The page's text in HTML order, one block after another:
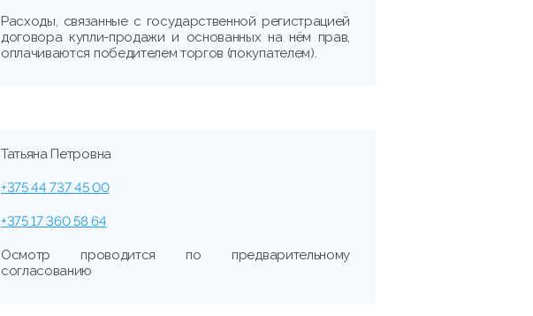
Расходы, связанные с государственной регистрацией
договора купли-продажи и основанных на нём прав,
оплачиваются победителем торгов (покупателем).
Татьяна Петровна
+375 44 737 45 00
+375 17 360 58 64
Осмотр проводится по предварительному
согласованию